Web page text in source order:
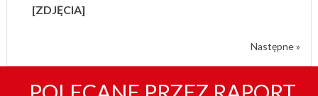
[ZDJĘCIA]
Następne »